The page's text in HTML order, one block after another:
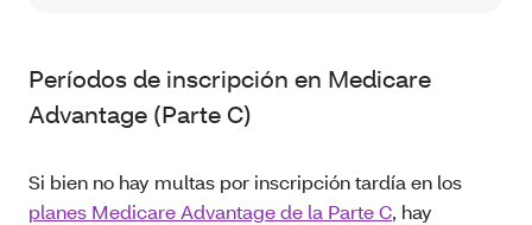
Períodos de inscripción en Medicare
Advantage (Parte C)
Si bien no hay multas por inscripción tardía en los
planes Medicare Advantage de la Parte C, hay